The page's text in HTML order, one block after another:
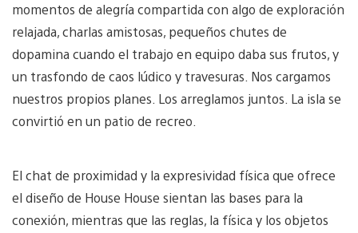
momentos de alegría compartida con algo de exploración
relajada, charlas amistosas, pequeños chutes de
dopamina cuando el trabajo en equipo daba sus frutos, y
un trasfondo de caos lúdico y travesuras. Nos cargamos
nuestros propios planes. Los arreglamos juntos. La isla se
convirtió en un patio de recreo.
El chat de proximidad y la expresividad física que ofrece
el diseño de House House sientan las bases para la
conexión, mientras que las reglas, la física y los objetos